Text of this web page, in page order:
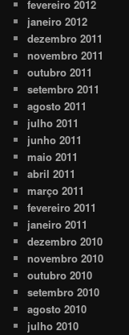
fevereiro 2012
janeiro 2012
dezembro 2011
novembro 2011
outubro 2011
setembro 2011
agosto 2011
julho 2011
junho 2011
maio 2011
abril 2011
março 2011
fevereiro 2011
janeiro 2011
dezembro 2010
novembro 2010
outubro 2010
setembro 2010
agosto 2010
julho 2010